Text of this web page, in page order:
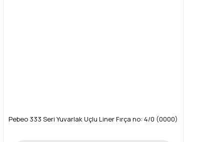
Pebeo 333 Seri Yuvarlak Uçlu Liner Fırça no: 4/0 (0000)